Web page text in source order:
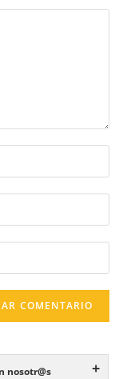
nosotr@s +